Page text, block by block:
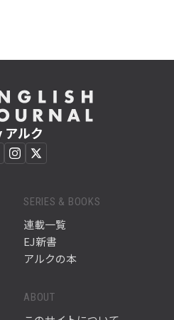
アルク
SERIES & BOOKS
連載一覧
EJ新書
アルクの本
ABOUT